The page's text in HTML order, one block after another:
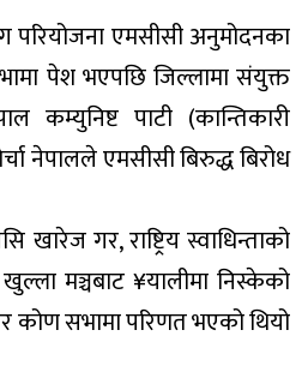
परियोजना एमसीसी अनुमोदनका
पेश भएपछि जिल्लामा संयुक्त
कम्युनिष्ट पाटी (कान्तिकारी
नेपालले एमसीसी बिरुद्ध बिरोध
खारेज गर, राष्ट्रिय स्वाधिन्ताको
मञ्चबाट ¥यालीमा निस्केको
कोण सभामा परिणत भएको थियो